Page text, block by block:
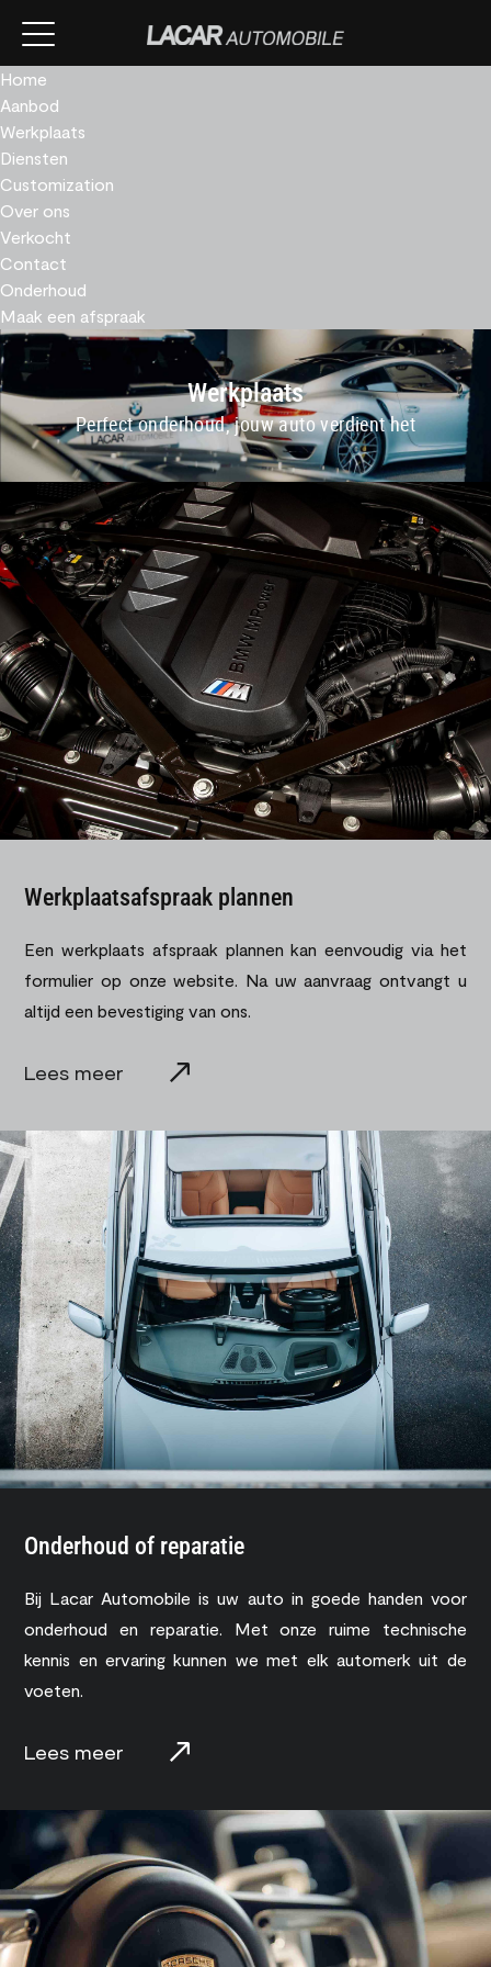
Home
Aanbod
Werkplaats
Diensten
Customization
Over ons
Verkocht
Contact
Onderhoud
Maak een afspraak
Werkplaats
Perfect onderhoud, jouw auto verdient het
Werkplaatsafspraak plannen
Een werkplaats afspraak plannen kan eenvoudig via het
formulier op onze website. Na uw aanvraag ontvangt u
altijd een bevestiging van ons.
Lees meer
Onderhoud of reparatie
Bij Lacar Automobile is uw auto in goede handen voor
onderhoud en reparatie. Met onze ruime technische
kennis en ervaring kunnen we met elk automerk uit de
voeten.
Lees meer